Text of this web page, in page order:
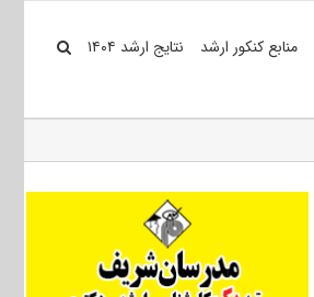
منابع کنکور ارشد نتایج ارشد ۱۴۰۴